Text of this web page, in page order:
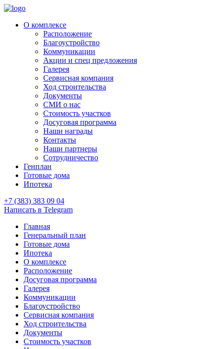
О комплексе
Расположение
Благоустройство
Коммуникации
Акции и спец предложения
Галерея
Сервисная компания
Ход строительства
Документы
СМИ о нас
Стоимость участков
Досуговая программа
Наши награды
Контакты
Наши партнеры
Сотрудничество
Генплан
Готовые дома
Ипотека
+7 (383) 383 09 04
Написать в Telegram
Главная
Генеральный план
Готовые дома
Ипотека
О комплексе
Расположение
Досуговая программа
Галерея
Коммуникации
Благоустройство
Сервисная компания
Ход строительства
Документы
Стоимость участков